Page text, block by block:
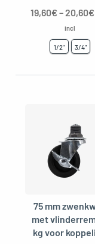
19,60€–20,60€
incl
1/2" 3/4"
75 mm
met
kg voor